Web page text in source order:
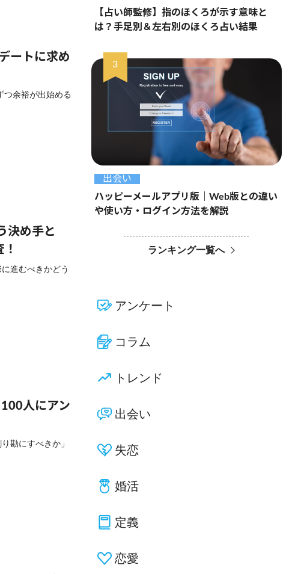
ートに求め
つ余裕が出始める
決め手と
進むべきかどう
人にアン
勘にすべきか」
【占い師監修】指のほくろが示す意味と
は？手足別＆左右別のほくろ占い結果
出会い
ハッピーメールアプリ版｜Web版との違い
や使い方・ログイン方法を解説
ランキング一覧へ
アンケート
コラム
トレンド
出会い
失恋
婚活
定義
恋愛